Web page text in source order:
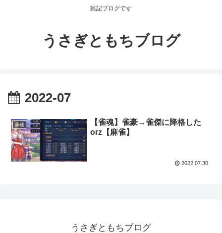
雑記ブログです
うさぎともちブログ
2022-07
麻雀
【雀魂】雀豪→雀傑に降格した
orz【麻雀】
2022.07.30
うさぎともちブログ